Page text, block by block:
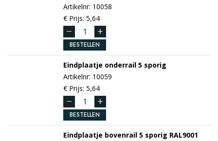
Artikelnr: 10058
€ Prijs: 5,64
BESTELLEN
Eindplaatje onderrail 5 sporig
Artikelnr: 10059
€ Prijs: 5,64
BESTELLEN
Eindplaatje bovenrail 5 sporig RAL9001